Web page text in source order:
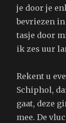
je door je
bevriezen
tasje door
ik zes uur
Rekent u
Schiphol,
gaat, deze
mee. De